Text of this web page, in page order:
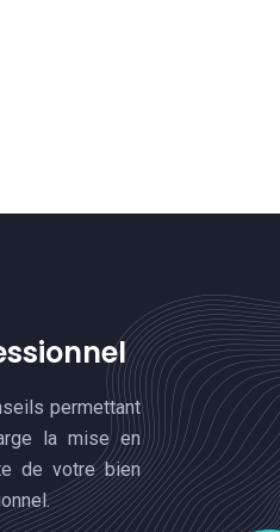
permettant
la mise en
de votre bien